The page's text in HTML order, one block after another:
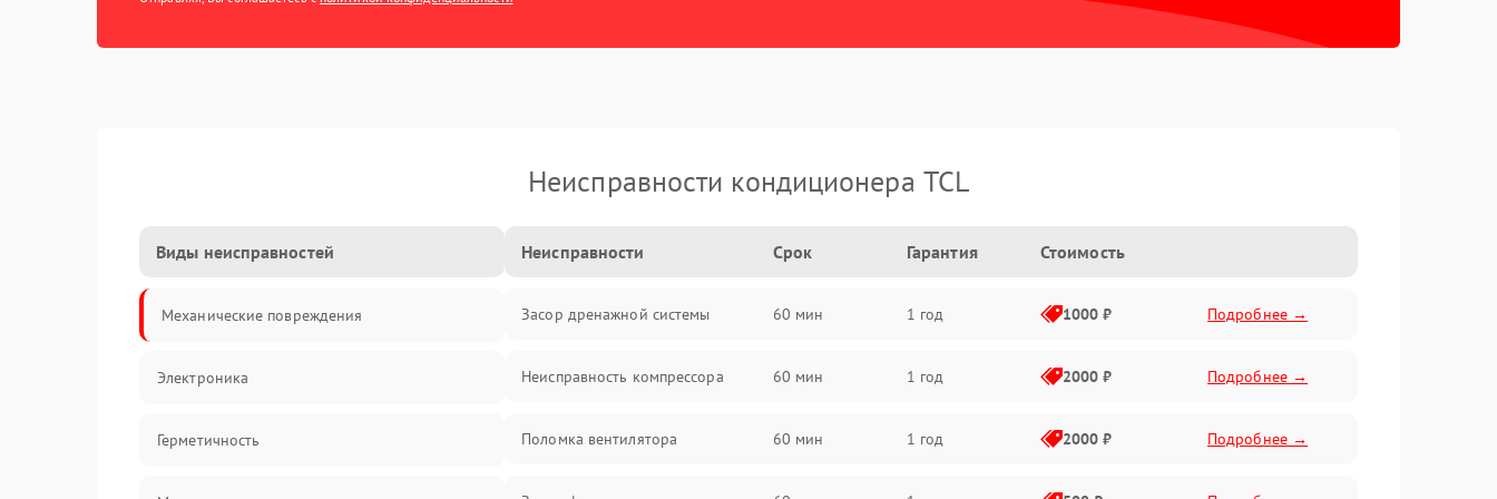
Неисправности кондиционера TCL
Виды неисправностей
Механические повреждения
Электроника
Герметичность
Неисправности Срок Гарантия Стоимость
Засор дренажной системы 60 мин 1 год 1000 ₽ Подробнее →
Неисправность компрессора 60 мин 1 год 2000 ₽ Подробнее →
Поломка вентилятора 60 мин 1 год 2000 ₽ Подробнее →